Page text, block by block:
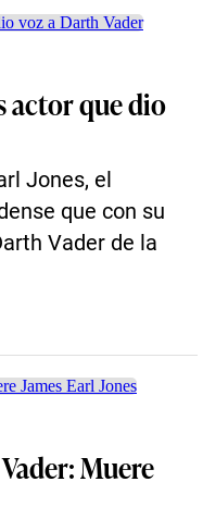
actor que dio
Jones, el
que con su
Vader de la
Muere